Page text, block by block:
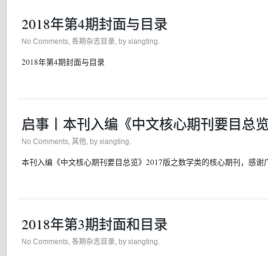
2018年第4期封面与目录
No Comments 各期杂志目录 , by xiangting.
2018年第4期封面与目录
启事丨本刊入编《中文核心期刊要目总
No Comments 其他 , by xiangting.
本刊入编《中文核心期刊要目总览》2017版之数学类的核心期刊，感
2018年第3期封面和目录
No Comments, 各期杂志目录, by xiangting.